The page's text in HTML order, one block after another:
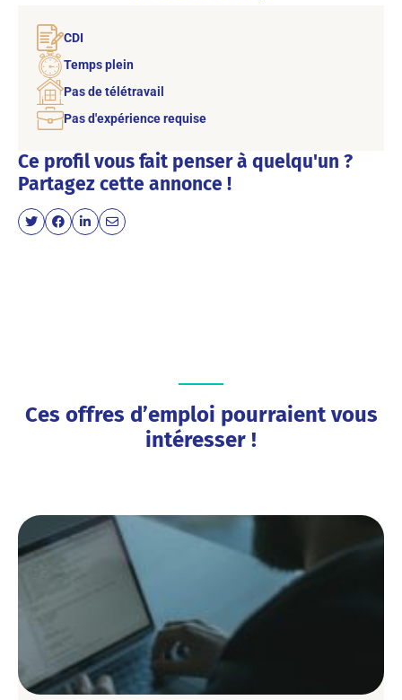
CDI
Temps plein
Pas de télétravail
Pas d'expérience requise
Ce profil vous fait penser à quelqu'un ?
Partagez cette annonce !
Ces offres d’emploi pourraient vous
intéresser !